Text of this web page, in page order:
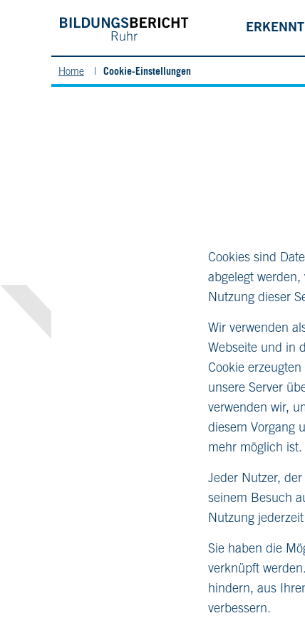
Home Cookie-Einstellungen
Cookies sind
abgelegt
Nutzung dieser
Wir verwenden
Webseite und in
Cookie
unsere Server
verwenden wir,
diesem Vorgang
mehr möglich ist.
Jeder Nutzer,
seinem Besuch
Nutzung
Sie haben die
verknüpft
hindern, aus
verbessern.